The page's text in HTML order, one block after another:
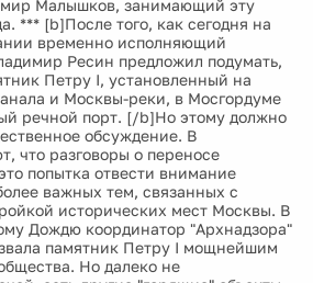
Малышков, занимающий эту
*** [b]После того, как сегодня на
временно исполняющий
Ресин предложил подумать,
Петру I, установленный на
и Москвы-реки, в Мосгордуме
речной порт. [/b]Но этому должно
обсуждение. В
что разговоры о переносе
попытка отвести внимание
важных тем, связанных с
исторических мест Москвы. В
Дождю координатор "Архнадзора"
памятник Петру I мощнейшим
Но далеко не